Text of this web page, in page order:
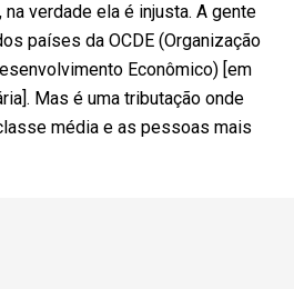
verdade ela é injusta. A gente
países da OCDE (Organização
Econômico) [em
Mas é uma tributação onde
média e as pessoas mais